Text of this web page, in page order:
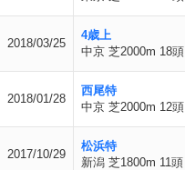
2018/03/25
4歳上
中京 芝2000m 18頭
2018/01/28
西尾特
中京 芝2000m 12頭
2017/10/29
松浜特
新潟 芝1800m 11頭